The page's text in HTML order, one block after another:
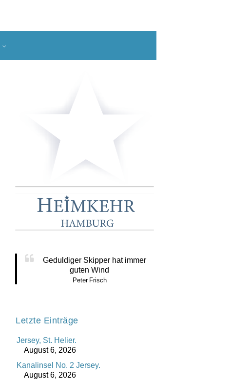
Geduldiger Skipper hat immer
guten Wind
Peter Frisch
Letzte Einträge
Jersey, St. Helier.
August 6, 2026
Kanalinsel No. 2 Jersey.
August 6, 2026